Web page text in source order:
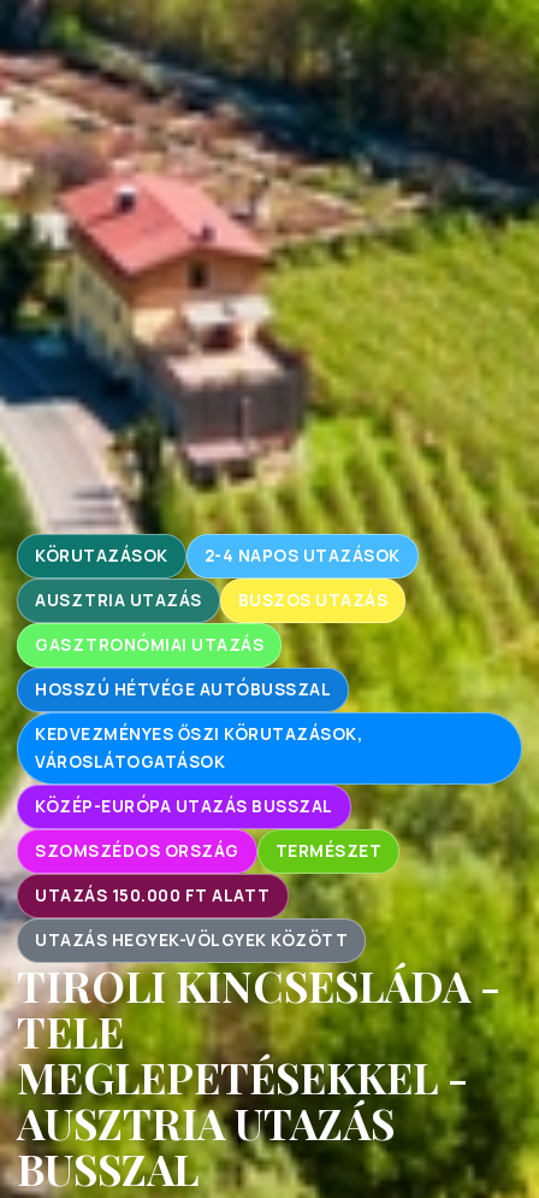
KÖRUTAZÁSOK 2-4 NAPOS UTAZÁSOK
AUSZTRIA UTAZÁS BUSZOS UTAZÁS
GASZTRONÓMIAI UTAZÁS
HOSSZÚ HÉTVÉGE AUTÓBUSSZAL
KEDVEZMÉNYES ŐSZI KÖRUTAZÁSOK,
VÁROSLÁTOGATÁSOK
KÖZÉP-EURÓPA UTAZÁS BUSSZAL
SZOMSZÉDOS ORSZÁG TERMÉSZET
UTAZÁS 150.000 FT ALATT
UTAZÁS HEGYEK-VÖLGYEK KÖZÖTT
TIROLI KINCSESLÁDA -
TELE
MEGLEPETÉSEKKEL -
AUSZTRIA UTAZÁS
BUSSZAL